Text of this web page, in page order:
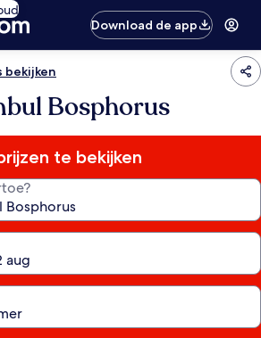
Download de app
bekijken
Bosphorus
te bekijken